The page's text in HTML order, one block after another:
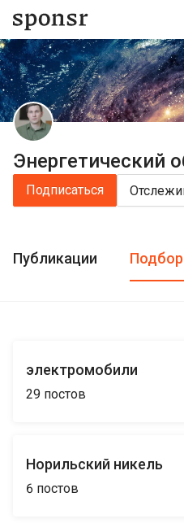
Энергетический
Подписаться
Публикации
электромобили
29 постов
Норильский никель
6 постов